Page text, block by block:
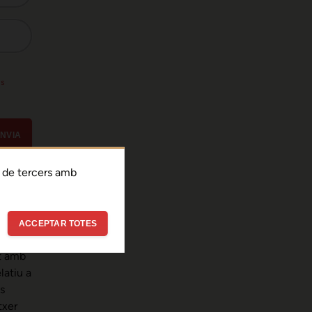
amb
a
tercers amb
ACCEPTAR TOTES